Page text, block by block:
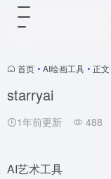
首页 • AI绘画工具 • 正文
starryai
1年前更新 488
AI艺术工具